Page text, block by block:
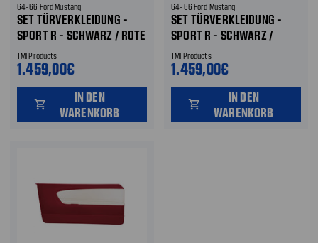
64-66 Ford Mustang
SET TÜRVERKLEIDUNG -
SPORT R - SCHWARZ / ROTE
NAHT LINKS UND RECHTS
TMI Products
1.459,00€
shopping_cart
IN DEN
WARENKORB
64-66 Ford Mustang
SET TÜRVERKLEIDUNG -
SPORT R - SCHWARZ /
GRAUE NAHT LINKS UND
RECHTS
TMI Products
1.459,00€
shopping_cart
IN DEN
WARENKORB